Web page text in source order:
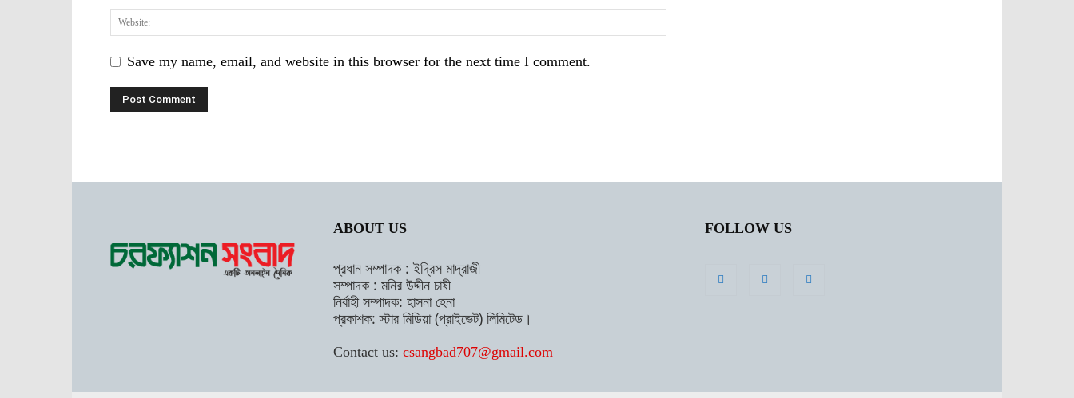
Save my name, email, and website in this browser for the next time I comment.
ABOUT US
প্রধান সম্পাদক : ইদ্রিস মাদ্রাজী
সম্পাদক : মনির উদ্দীন চাষী
নির্বাহী সম্পাদক: হাসনা হেনা
প্রকাশক: স্টার মিডিয়া (প্রাইভেট) লিমিটেড।
Contact us: csangbad707@gmail.com
FOLLOW US